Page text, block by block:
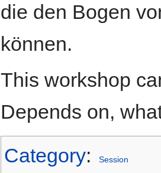
die den Bogen
können.
This workshop
Depends on,
Category: Session